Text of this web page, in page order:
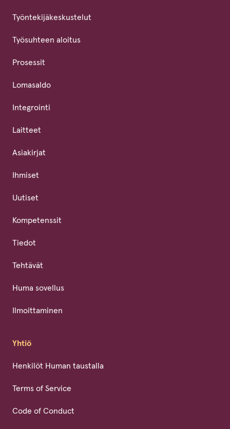
Työntekijäkeskustelut
Työsuhteen aloitus
Prosessit
Lomasaldo
Integrointi
Laitteet
Asiakirjat
Ihmiset
Uutiset
Kompetenssit
Tiedot
Tehtävät
Huma sovellus
Ilmoittaminen
Yhtiö
Henkilöt Human taustalla
Terms of Service
Code of Conduct